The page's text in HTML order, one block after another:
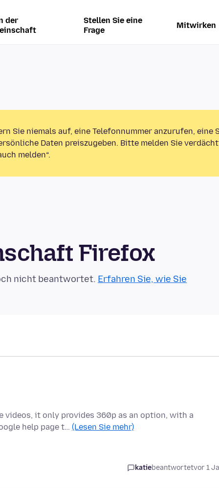
der
Stellen Sie eine
Frage
Mitwirken
Sie niemals auf, eine Telefonnummer anzurufen, eine
Daten preiszugeben. Bitte melden Sie
melden“.
Firefox
nicht beantwortet. Erfahren Sie, wie Sie
videos, it only provides 360p as an option, with a
help page t… (Lesen Sie mehr)
katiebeantwortetvor 1